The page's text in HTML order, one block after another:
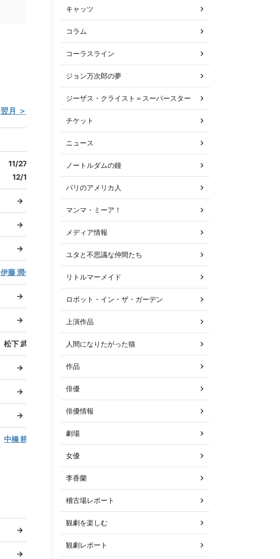
翌月 ＞
11/27-
12/1
→
→
→
伊藤 潤一郎
→
→
松下 武史
→
→
→
中橋 耕平
→
→
キャッツ
コラム
コーラスライン
ジョン万次郎の夢
ジーザス・クライスト＝スーパースター
チケット
ニュース
ノートルダムの鐘
パリのアメリカ人
マンマ・ミーア！
メディア情報
ユタと不思議な仲間たち
リトルマーメイド
ロボット・イン・ザ・ガーデン
上演作品
人間になりたがった猫
作品
俳優
俳優情報
劇場
女優
李香蘭
稽古場レポート
観劇を楽しむ
観劇レポート